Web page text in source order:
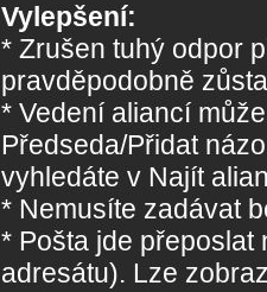
Vylepšení:
* Zrušen tuhý odpor
pravděpodobně
* Vedení aliancí
Předseda/Přidat
vyhledáte v Najít
* Nemusíte zadávat
* Pošta jde přeposlat
adresátu). Lze